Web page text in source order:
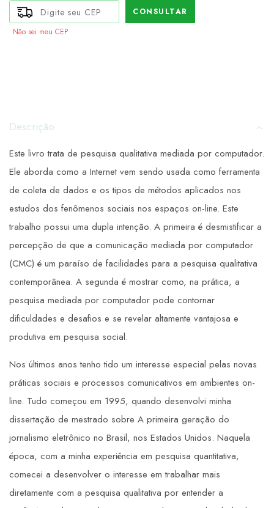
CONSULTAR
Não sei meu CEP
Descrição
Este livro trata de pesquisa qualitativa mediada por computador.
Ele aborda como a Internet vem sendo usada como ferramenta
de coleta de dados e os tipos de métodos aplicados nos
estudos dos fenômenos sociais nos espaços on-line. Este
trabalho possui uma dupla intenção. A primeira é desmistificar a
percepção de que a comunicação mediada por computador
(CMC) é um paraíso de facilidades para a pesquisa qualitativa
contemporânea. A segunda é mostrar como, na prática, a
pesquisa mediada por computador pode contornar
dificuldades e desafios e se revelar altamente vantajosa e
produtiva em pesquisa social.
Nos últimos anos tenho tido um interesse especial pelas novas
práticas sociais e processos comunicativos em ambientes on-
line. Tudo começou em 1995, quando desenvolvi minha
dissertação de mestrado sobre A primeira geração do
jornalismo eletrônico no Brasil, nos Estados Unidos. Naquela
época, com a minha experiência em pesquisa quantitativa,
comecei a desenvolver o interesse em trabalhar mais
diretamente com a pesquisa qualitativa por entender a